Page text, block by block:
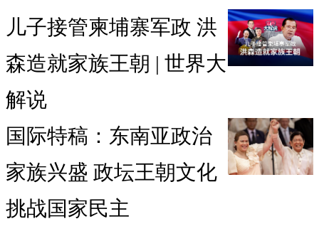
儿子接管柬埔寨军政 洪
森造就家族王朝 | 世界大
解说
国际特稿：东南亚政治
家族兴盛 政坛王朝文化
挑战国家民主